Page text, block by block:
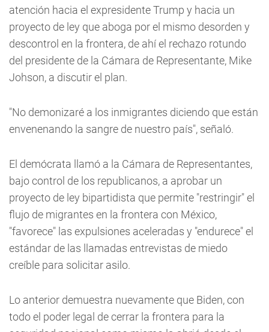
atención hacia el expresidente Trump y hacia un
proyecto de ley que aboga por el mismo desorden y
descontrol en la frontera, de ahí el rechazo rotundo
del presidente de la Cámara de Representante, Mike
Johson, a discutir el plan.
"No demonizaré a los inmigrantes diciendo que están
envenenando la sangre de nuestro país", señaló.
El demócrata llamó a la Cámara de Representantes,
bajo control de los republicanos, a aprobar un
proyecto de ley bipartidista que permite "restringir" el
flujo de migrantes en la frontera con México,
"favorece" las expulsiones aceleradas y "endurece" el
estándar de las llamadas entrevistas de miedo
creíble para solicitar asilo.
Lo anterior demuestra nuevamente que Biden, con
todo el poder legal de cerrar la frontera para la